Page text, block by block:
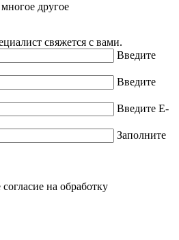
другое
свяжется с вами.
Введите
Введите
Введите E-
Заполните
на обработку